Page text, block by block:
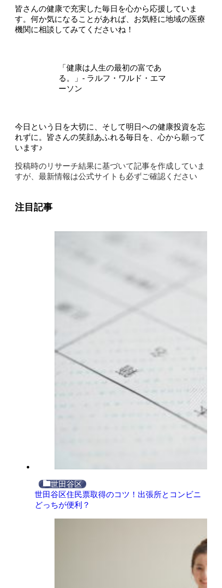
皆さんの健康で充実した毎日を心から応援していま
す。何か気になることがあれば、お気軽に地域の医療
機関に相談してみてくださいね！
「健康は人生の最初の富であ
る。」- ラルフ・ワルド・エマ
ーソン
今日という日を大切に、そして明日への健康投資を忘
れずに。皆さんの笑顔あふれる毎日を、心から願って
います♪
投稿時のリサーチ結果に基づいて記事を作成していま
すが、最新情報は公式サイトも必ずご確認ください
注目記事
世田谷区
世田谷区住民票取得のコツ！出張所とコンビニ
どっちが便利？